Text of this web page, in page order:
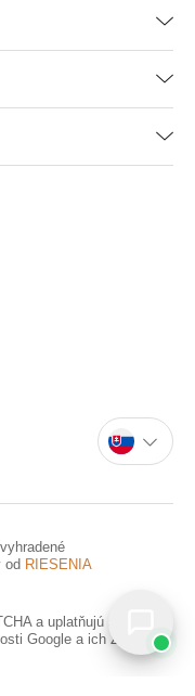
od RIESENIA
a uplatňujú sa
Google a ich Zmluvné